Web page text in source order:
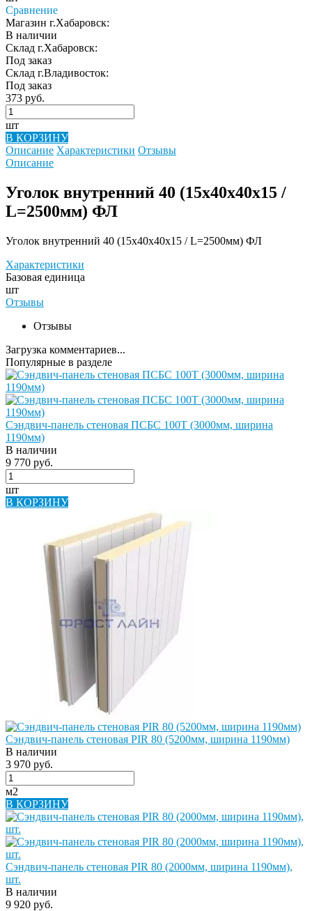
Сравнение
Магазин г.Хабаровск:
В наличии
Склад г.Хабаровск:
Под заказ
Склад г.Владивосток:
Под заказ
373 руб.
шт
В КОРЗИНУ
Описание Характеристики Отзывы
Описание
Уголок внутренний 40 (15х40х40х15 /
L=2500мм) ФЛ
Уголок внутренний 40 (15х40х40х15 / L=2500мм) ФЛ
Характеристики
Базовая единица
шт
Отзывы
Отзывы
Загрузка комментариев...
Популярные в разделе
Сэндвич-панель стеновая ПСБС 100Т (3000мм, ширина
1190мм)
В наличии
9 770 руб.
шт
В КОРЗИНУ
Сэндвич-панель стеновая PIR 80 (5200мм, ширина 1190мм)
В наличии
3 970 руб.
м2
В КОРЗИНУ
Сэндвич-панель стеновая PIR 80 (2000мм, ширина 1190мм),
шт.
В наличии
9 920 руб.